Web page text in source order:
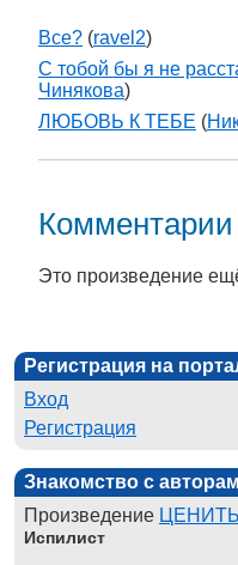
Все? (ravel2)
С тобой бы я не
Чинякова)
ЛЮБОВЬ К ТЕБЕ (
Комментарии
Это произведение
Регистрация на
Вход
Регистрация
Знакомство с
Произведение
Испилист